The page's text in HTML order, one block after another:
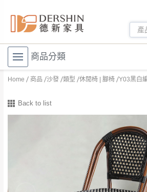
商品分類
Home 商品 沙發 類型 休閒椅 | 腳椅 Y03黑白
Back to list